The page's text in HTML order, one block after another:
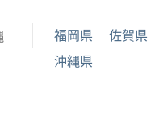
福岡県 佐賀県
沖縄県